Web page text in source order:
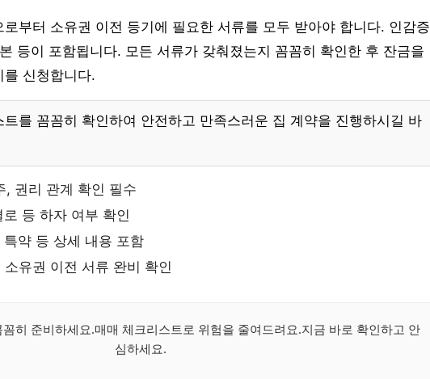
부터 소유권 이전 등기에 필요한 서류를 모두 받아야 합니다. 인감증
등이 포함됩니다. 모든 서류가 갖춰졌는지 꼼꼼히 확인한 후 잔금을
를 신청합니다.
트를 꼼꼼히 확인하여 안전하고 만족스러운 집 계약을 진행하시길 바
, 권리 관계 확인 필수
로 등 하자 여부 확인
특약 등 상세 내용 포함
소유권 이전 서류 완비 확인
히 준비하세요.매매 체크리스트로 위험을 줄여드려요.지금 바로 확인하고 안
심하세요.